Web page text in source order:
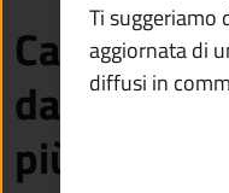
Carta
da agosto
più valida
Ti suggeriamo
aggiornata di
diffusi in